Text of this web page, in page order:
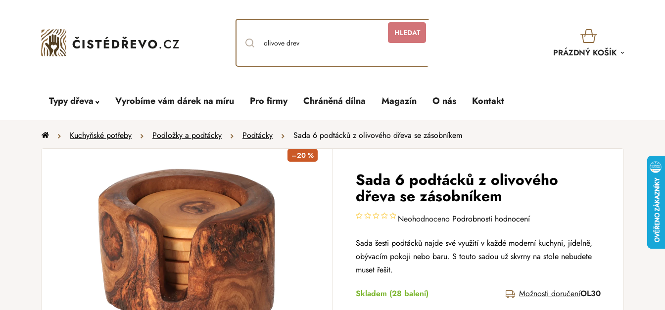
HLEDAT
KOŠÍK
PRÁZDNÝ KOŠÍK
Typy dřeva Vyrobíme vám dárek na míru Pro firmy Chráněná dílna Magazín O nás Kontakt
Domů Kuchyňské potřeby Podložky a podtácky Podtácky Sada 6 podtácků z olivového dřeva se zásobníkem
Sada 6 podtácků z olivového
dřeva se zásobníkem
Neohodnoceno Podrobnosti hodnocení
Sada šesti podtácků najde své využití v každé moderní kuchyni, jídelně,
obývacím pokoji nebo baru. S touto sadou už skvrny na stole nebudete
muset řešit.
Skladem (28 balení) Možnosti doručeníOL30
–20 %